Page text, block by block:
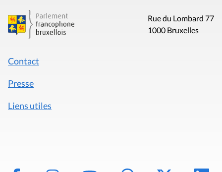
Rue du Lombard 77
1000 Bruxelles
Contact
Presse
Liens utiles